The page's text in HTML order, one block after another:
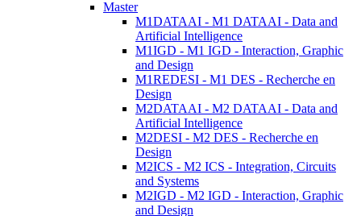
Master
M1DATAAI - M1 DATAAI - Data and
Artificial Intelligence
M1IGD - M1 IGD - Interaction, Graphic
and Design
M1REDESI - M1 DES - Recherche en
Design
M2DATAAI - M2 DATAAI - Data and
Artificial Intelligence
M2DESI - M2 DES - Recherche en
Design
M2ICS - M2 ICS - Integration, Circuits
and Systems
M2IGD - M2 IGD - Interaction, Graphic
and Design